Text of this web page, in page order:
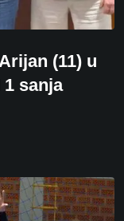
(11) u
sanja